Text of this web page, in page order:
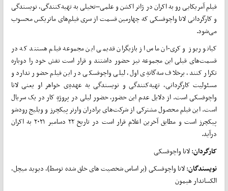
فیلم آمریکایی رو به اکران در ژانر اکشن و علمی–تخیلی به تهیه‌کنندگی، نویسندگی
و کارگردانی لانا واچوفسکی که چهارمین قسمت از سری فیلم‌های ماتریکس محسوب
می‌شود.
کیانو ریوز و کری-ان ماس از بازیگران قدیمی این مجموعه فیلم هستند که در
قسمت‌های قبلی این مجموعه نیز حضور داشتند و قرار است نقش خود را دوباره
تکرار کنند، برخلاف سه‌گانهِ‌ی اول، لیلی واچوفسکی در این فیلم حضور ندارد و
مسئولیت کارگردانی، تهیه‌کنندگی و نویسندگی به عهدهِ‌ی خواهر او یعنی لانا
واچوفسکی است. از دلایل عدم این حضور، حضور لیلی در پروژهِ‌ کار در یک سریال
است. این فیلم محصول مشترکی از شرکت‌های برادران وارنر پیکچرز و ویلیج رودشو
پیکچرز است و مطابق آخرین اعلام قرار است در تاریخ ۲۲ دسامبر ۲۰۲۱ به اکران
درآید.
کارگردان: لانا واچوفسکی
نویسندگان: لانا واچوفسکی (بر اساس شخصیت های خلق شده توسط)، دیوید میچل،
الکساندار هیمون